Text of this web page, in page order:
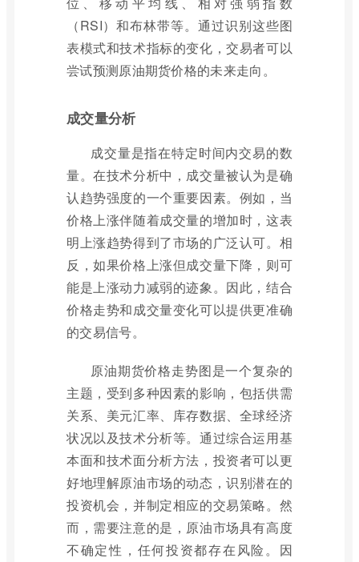
（RSI）和布林带等。通过识别这些图
表模式和技术指标的变化，交易者可以
尝试预测原油期货价格的未来走向。
成交量分析
成交量是指在特定时间内交易的数
量。在技术分析中，成交量被认为是确
认趋势强度的一个重要因素。例如，当
价格上涨伴随着成交量的增加时，这表
明上涨趋势得到了市场的广泛认可。相
反，如果价格上涨但成交量下降，则可
能是上涨动力减弱的迹象。因此，结合
价格走势和成交量变化可以提供更准确
的交易信号。
原油期货价格走势图是一个复杂的
主题，受到多种因素的影响，包括供需
关系、美元汇率、库存数据、全球经济
状况以及技术分析等。通过综合运用基
本面和技术面分析方法，投资者可以更
好地理解原油市场的动态，识别潜在的
投资机会，并制定相应的交易策略。然
而，需要注意的是，原油市场具有高度
不确定性，任何投资都存在风险。因